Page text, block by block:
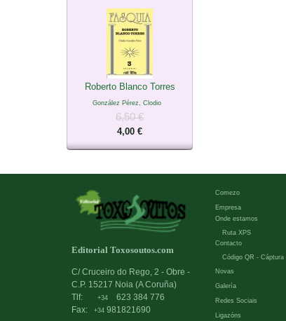
Roberto Blanco Torres
González Pérez, Clodio
6,50 €
4,00 €
Editorial Toxosoutos.com
C/ Cruceiro do Rego, 2 - Obre -
C.P. 15217 Noia (A Coruña)
Tlf:
+34
623 384 776
Fax:
+34 981821690
Comezo
Empresa
Onde estamos
Ruta XPS
Contacto
Código QR - Cáptura
Novas
Galería
Redes Sociais
Ligazóns